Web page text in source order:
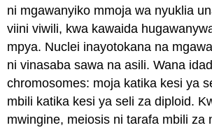
ni mgawanyiko mmoja wa nyuklia
viini viwili, kwa kawaida
mpya. Nuclei inayotokana na
ni vinasaba sawa na asili. Wana
chromosomes: moja katika kesi ya
mbili katika kesi ya seli za diploid.
mwingine, meiosis ni tarafa mbili za